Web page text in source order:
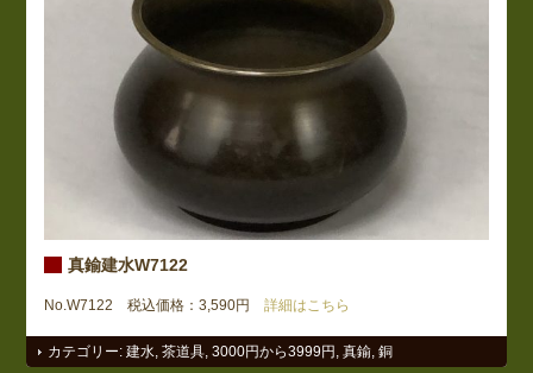
真鍮建水W7122
No.W7122 税込価格：3,590円 詳細はこちら
カテゴリー:建水 ,茶道具 ,3000円から3999円 ,真鍮 ,銅